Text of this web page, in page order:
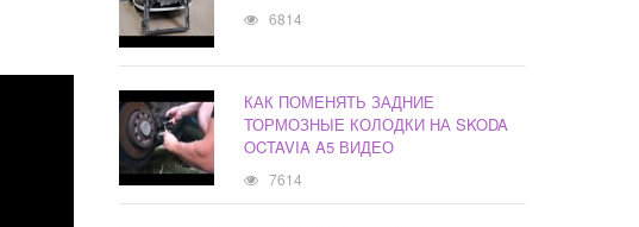
6814
КАК ПОМЕНЯТЬ ЗАДНИЕ
ТОРМОЗНЫЕ КОЛОДКИ НА SKODA
OCTAVIA A5 ВИДЕО
7614